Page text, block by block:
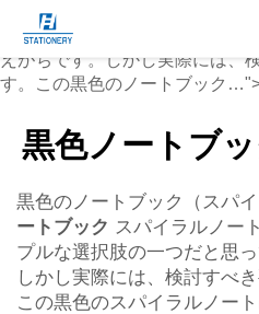
ノートブック
スパイラルを選ぶ際、多くの人
えがちです。しかし実際には、
す。この黒色のノートブック
製品
会社概要
カスタムソリューション
黒色ノートブ
黒色のノートブック（スパ
ートブック スパイラルノー
プルな選択肢の一つだと思
しかし実際には、検討すべ
この黒色のスパイラルノー